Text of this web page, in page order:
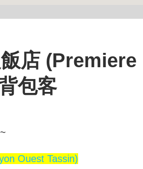
店 (Premiere
包客
Ouest Tassin)